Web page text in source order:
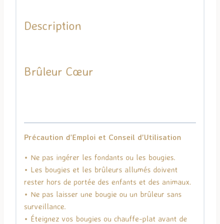
Description
Brûleur Cœur
Précaution d’Emploi et Conseil d’Utilisation
• Ne pas ingérer les fondants ou les bougies.
• Les bougies et les brûleurs allumés doivent
rester hors de portée des enfants et des animaux.
• Ne pas laisser une bougie ou un brûleur sans
surveillance.
• Éteignez vos bougies ou chauffe-plat avant de